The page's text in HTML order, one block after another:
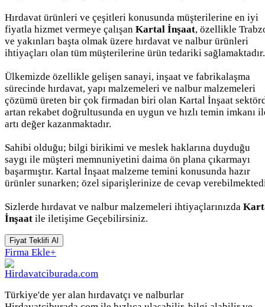
Hırdavat ürünleri ve çeşitleri konusunda müşterilerine en iyi
fiyatla hizmet vermeye çalışan Kartal İnşaat, özellikle
ve yakınları başta olmak üzere hırdavat ve nalbur ürünleri
ihtiyaçları olan tüm müşterilerine ürün tedariki sağlamaktadır.
Ülkemizde özellikle gelişen sanayi, inşaat ve fabrikalaşma
sürecinde hırdavat, yapı malzemeleri ve nalbur malzemeleri
çözümü üreten bir çok firmadan biri olan Kartal İnşaat
artan rekabet doğrultusunda en uygun ve hızlı temin imkanı
artı değer kazanmaktadır.
Sahibi olduğu; bilgi birikimi ve meslek haklarına duyduğu
saygı ile müşteri memnuniyetini daima ön plana çıkarmayı
başarmıştır. Kartal İnşaat malzeme temini konusunda hazır
ürünler sunarken; özel siparişlerinize de cevap
Sizlerde hırdavat ve nalbur malzemeleri ihtiyaçlarınızda
İnşaat ile iletişime Geçebilirsiniz.
Fiyat Teklifi Al
Firma Ekle+
Türkiye'de yer alan hırdavatçı ve nalburlar